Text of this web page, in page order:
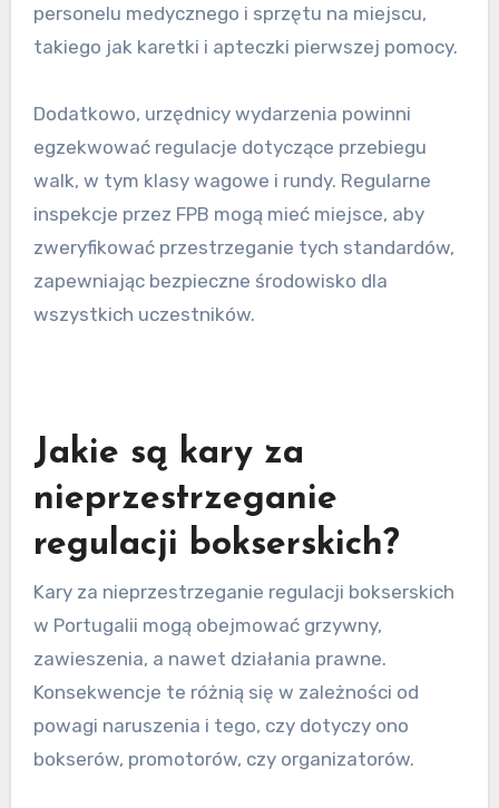
wszyscy bokserzy mają ważne licencje i
certyfikaty medyczne. FPB przeanalizuje
przed udzieleniem zgody na walkę.
Kroki w celu zapewnienia
zgodności podczas wydarzeń
takiego jak karetki i apteczki pierwszej pomocy.
Dodatkowo, urzędnicy wydarzenia powinni
egzekwować regulacje dotyczące przebiegu
walk, w tym klasy wagowe i rundy. Regularne
inspekcje przez FPB mogą mieć miejsce, aby
zweryfikować przestrzeganie tych standardów,
zapewniając bezpieczne środowisko dla
wszystkich uczestników.